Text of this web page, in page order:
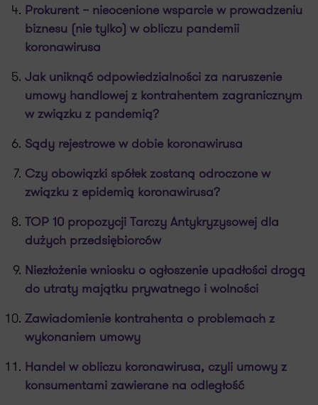
Prokurent – nieocenione wsparcie w prowadzeniu
biznesu (nie tylko) w obliczu pandemii
koronawirusa
Jak uniknąć odpowiedzialności za naruszenie
umowy handlowej z kontrahentem zagranicznym
w związku z pandemią?
Sądy rejestrowe w dobie koronawirusa
Czy obowiązki spółek zostaną odroczone w
związku z epidemią koronawirusa?
TOP 10 propozycji Tarczy Antykryzysowej dla
dużych przedsiębiorców
Niezłożenie wniosku o ogłoszenie upadłości drogą
do utraty majątku prywatnego i wolności
Zawiadomienie kontrahenta o problemach z
wykonaniem umowy
Handel w obliczu koronawirusa, czyli umowy z
konsumentami zawierane na odległość